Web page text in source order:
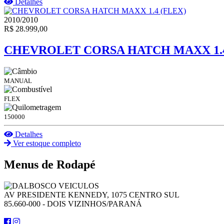
Detalhes
2010/2010
R$ 28.999,00
CHEVROLET CORSA HATCH MAXX
MANUAL
FLEX
150000
Detalhes
Ver estoque completo
Menus de Rodapé
AV PRESIDENTE KENNEDY, 1075 CENTRO SUL
85.660-000 - DOIS VIZINHOS/PARANÁ